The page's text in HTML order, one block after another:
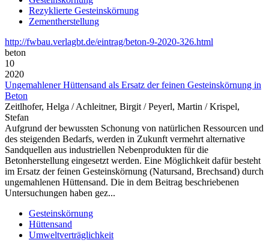
Rezyklierte Gesteinskörnung
Zementherstellung
http://fwbau.verlagbt.de/eintrag/beton-9-2020-326.html
beton
10
2020
Ungemahlener Hüttensand als Ersatz der feinen Gesteinskörnung in
Beton
Zeitlhofer, Helga / Achleitner, Birgit / Peyerl, Martin / Krispel,
Stefan
Aufgrund der bewussten Schonung von natürlichen Ressourcen und
des steigenden Bedarfs, werden in Zukunft vermehrt alternative
Sandquellen aus industriellen Nebenprodukten für die
Betonherstellung eingesetzt werden. Eine Möglichkeit dafür besteht
im Ersatz der feinen Gesteinskörnung (Natursand, Brechsand) durch
ungemahlenen Hüttensand. Die in dem Beitrag beschriebenen
Untersuchungen haben gez...
Gesteinskörnung
Hüttensand
Umweltverträglichkeit